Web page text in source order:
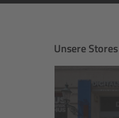
Unsere Stores